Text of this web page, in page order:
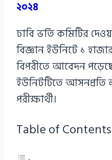
২০২৪
ঢাবি ভর্তি কমিটির
বিজ্ঞান ইউনিটে ১
বিপরীতে আবেদন
ইউনিটটিতে
পরীক্ষার্থী।
Table of Contents